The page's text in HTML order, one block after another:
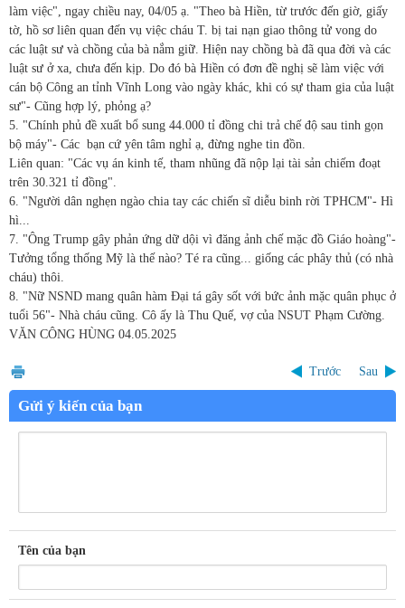
làm việc", ngay chiều nay, 04/05 ạ. "Theo bà Hiền, từ trước đến giờ, giấy
tờ, hồ sơ liên quan đến vụ việc cháu T. bị tai nạn giao thông tử vong do
các luật sư và chồng của bà nắm giữ. Hiện nay chồng bà đã qua đời và các
luật sư ở xa, chưa đến kịp. Do đó bà Hiền có đơn đề nghị sẽ làm việc với
cán bộ Công an tỉnh Vĩnh Long vào ngày khác, khi có sự tham gia của luật
sư"- Cũng hợp lý, phỏng ạ?
5. "Chính phủ đề xuất bổ sung 44.000 tỉ đồng chi trả chế độ sau tinh gọn
bộ máy"- Các bạn cứ yên tâm nghỉ ạ, đừng nghe tin đồn.
Liên quan: "Các vụ án kinh tế, tham nhũng đã nộp lại tài sản chiếm đoạt
trên 30.321 tỉ đồng".
6. "Người dân nghẹn ngào chia tay các chiến sĩ diễu binh rời TPHCM"- Hì
hì...
7. "Ông Trump gây phản ứng dữ dội vì đăng ảnh chế mặc đồ Giáo hoàng"-
Tưởng tổng thống Mỹ là thế nào? Té ra cũng... giống các phây thủ (có nhà
cháu) thôi.
8. "Nữ NSND mang quân hàm Đại tá gây sốt với bức ảnh mặc quân phục ở
tuổi 56"- Nhà cháu cũng. Cô ấy là Thu Quế, vợ của NSUT Phạm Cường.
VĂN CÔNG HÙNG 04.05.2025
Trước Sau
Gửi ý kiến của bạn
Tên của bạn